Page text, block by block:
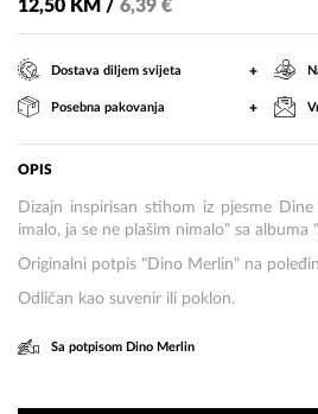
ja
se
ne
12,50 KM / 6,39 €
Dostava diljem svijeta +
Posebna pakovanja +
OPIS
Dizajn inspirisan stihom iz pjesme
imalo, ja se ne plašim nimalo" sa albuma "
Originalni potpis "Dino Merlin" na
Odličan kao suvenir ili poklon.
Sa potpisom Dino Merlin